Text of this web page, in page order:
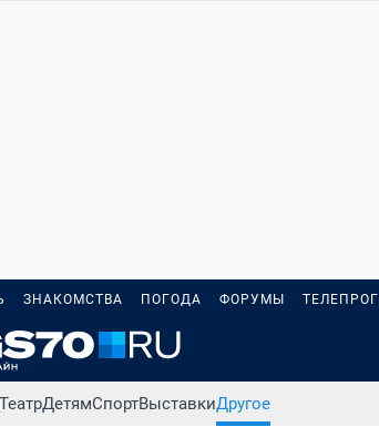
ЗНАКОМСТВА ПОГОДА ФОРУМЫ
ТеатрДетямСпортВыставкиДругое